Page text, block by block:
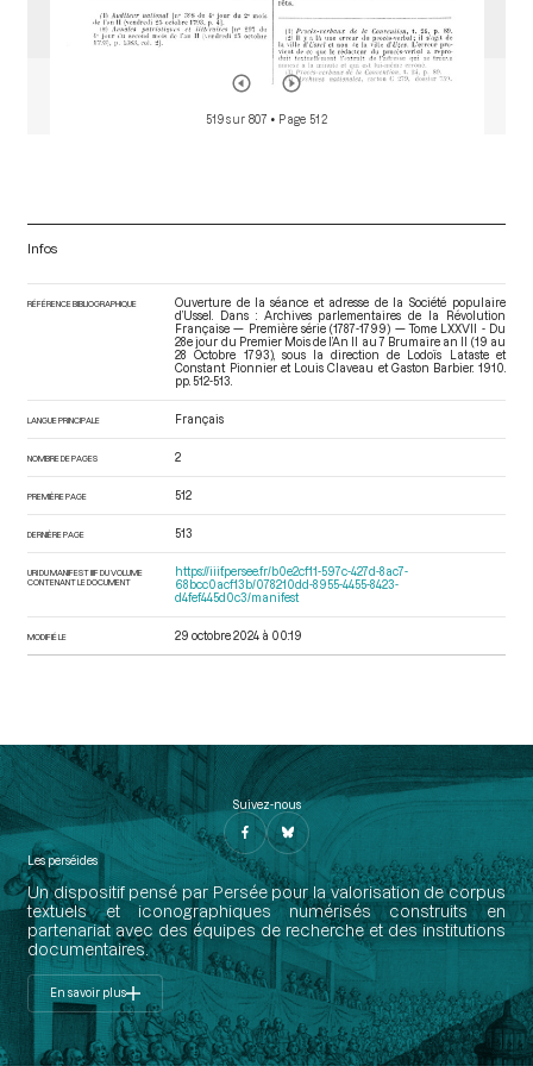
519 sur 807 • Page 512
Infos
RÉFÉRENCE BIBLIOGRAPHIQUE
Ouverture de la séance et adresse de la Société populaire
d’Ussel. Dans : Archives parlementaires de la Révolution
Française — Première série (1787-1799) — Tome LXXVII - Du
28e jour du Premier Mois de l’An II au 7 Brumaire an II (19 au
28 Octobre 1793), sous la direction de Lodoïs Lataste et
Constant Pionnier et Louis Claveau et Gaston Barbier. 1910.
pp. 512-513.
LANGUE PRINCIPALE Français
NOMBRE DE PAGES 2
PREMIÈRE PAGE 512
DERNIÈRE PAGE 513
URI DU MANIFEST IIIF DU VOLUME
CONTENANT LE DOCUMENT
https://iiif.persee.fr/b0e2cf11-597c-427d-8ac7-
68bcc0acf13b/078210dd-8955-4455-8423-
d4fef445d0c3/manifest
MODIFIÉ LE 29 octobre 2024 à 00:19
Suivez-nous
Les perséides
Un dispositif pensé par Persée pour la valorisation de corpus
textuels et iconographiques numérisés construits en
partenariat avec des équipes de recherche et des institutions
documentaires.
En savoir plus